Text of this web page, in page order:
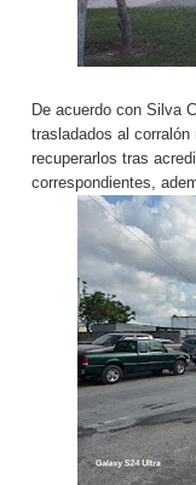
De acuerdo con Silva
trasladados al
recuperarlos tras
correspondientes,